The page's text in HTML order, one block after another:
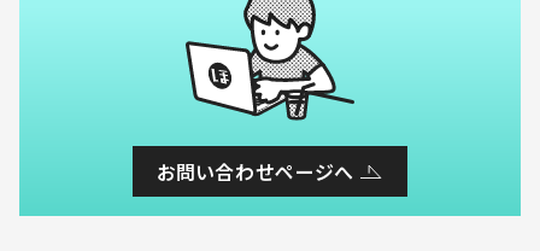
お問い合わせページへ